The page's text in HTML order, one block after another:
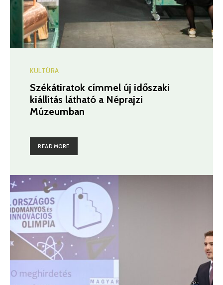
KULTÚRA
Székátiratok címmel új időszaki
kiállítás látható a Néprajzi
Múzeumban
READ MORE